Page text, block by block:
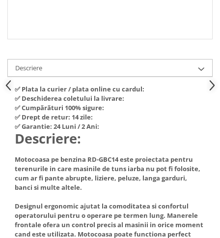
Ventuze cu brate pentru transport
Masini de facut paine
incorporabile
Seturi oale
SANDWICH MAKER
Storcatoare de fructe
Televizoare
Descriere
✅ Plata la curier / plata online cu cardul:
✅ Deschiderea coletului la livrare:
✅ Cumpărături 100% sigure:
✅ Drept de retur: 14 zile:
✅ Garantie: 24 Luni / 2 Ani:
Descriere:
Motocoasa pe benzina RD-GBC14 este proiectata pentru
terenurile in care masinile de tuns iarba nu pot fi folosite,
cum ar fi pante abrupte, liziere, peluze, langa garduri,
banci si multe altele.
Designul ergonomic ajutat la comoditatea si confortul
operatorului pentru o operare pe termen lung. Manerele
frontale ofera un control precis al masinii in orice moment
cand este utilizata. Motocoasa poate functiona perfect